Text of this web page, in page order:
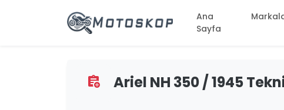
Ana
Sayfa
two_wheeler
assignment_add Ariel NH 350 / 1945